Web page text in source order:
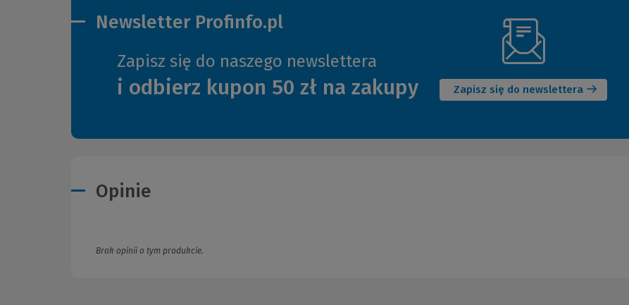
Newsletter Profinfo.pl
Zapisz się do naszego newslettera
i odbierz kupon 50 zł na zakupy Zapisz się do newslettera
okno)
Opinie
Brak opinii o tym produkcie.